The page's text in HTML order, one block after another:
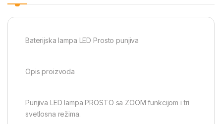
Baterijska lampa LED Prosto punjiva
Opis proizvoda
Punjiva LED lampa PROSTO sa ZOOM funkcijom i tri
svetlosna režima.